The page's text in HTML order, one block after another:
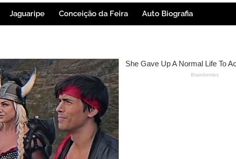
Jaguaripe Conceição da Feira Auto Biografia